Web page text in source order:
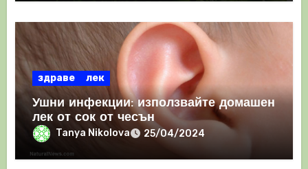
здраве лек
Ушни инфекции: използвайте домашен
лек от сок от чесън
Tanya Nikolova 25/04/2024